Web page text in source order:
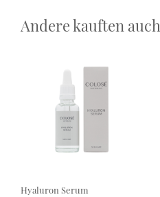
Andere kauften auch
Hyaluron Serum